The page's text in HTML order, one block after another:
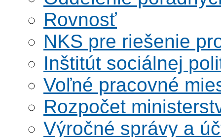
Rovnosť
NKS pre riešenie
Inštitút sociálnej
Voľné pracovné
Rozpočet
Výročné správy a